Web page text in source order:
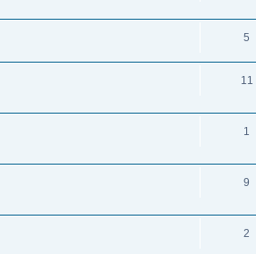
5
11
1
9
2